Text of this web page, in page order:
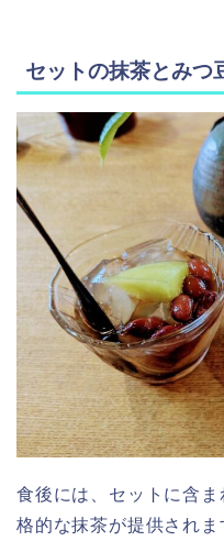
セットの抹茶とみつ
食後には、セットに含
格的な抹茶が提供されま